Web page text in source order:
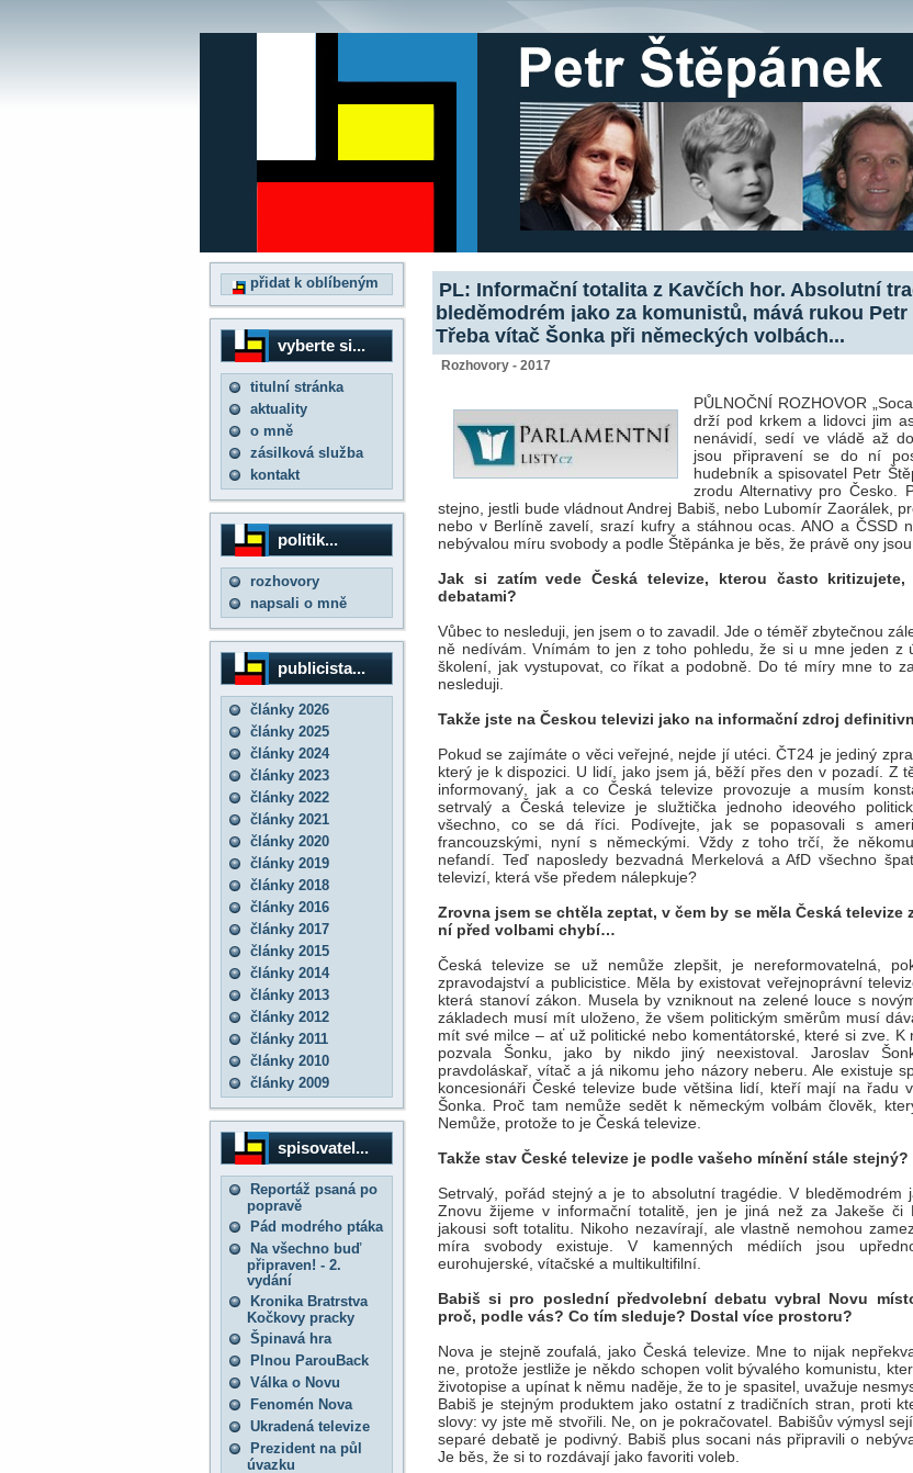
přidat k oblíbeným
vyberte si...
titulní stránka
aktuality
o mně
zásilková služba
kontakt
politik...
rozhovory
napsali o mně
publicista...
články 2026
články 2025
články 2024
články 2023
články 2022
články 2021
články 2020
články 2019
články 2018
články 2016
články 2017
články 2015
články 2014
články 2013
články 2012
články 2011
články 2010
články 2009
spisovatel...
Reportáž psaná po
popravě
Pád modrého ptáka
Na všechno buď
připraven! - 2.
vydání
Kronika Bratrstva
Kočkovy pracky
Špinavá hra
Plnou ParouBack
Válka o Novu
Fenomén Nova
Ukradená televize
Prezident na půl
úvazku
PL: Informační totalita z Kavčích hor. Absolutní
bleděmodrém jako za komunistů, mává rukou Petr
Třeba vítač Šonka při německých volbách...
Rozhovory - 2017
PŮLNOČNÍ ROZHOVOR
drží pod krkem a lidovci jim
nenávidí, sedí ve vládě až
jsou připravení se do ní
hudebník a spisovatel Petr
zrodu Alternativy pro Česko.
stejno, jestli bude vládnout Andrej Babiš, nebo Lubomír Zaorálek,
nebo v Berlíně zavelí, srazí kufry a stáhnou ocas. ANO a ČSSD
nebývalou míru svobody a podle Štěpánka je běs, že právě ony
Jak si zatím vede Česká televize, kterou často kritizujete,
debatami?
Vůbec to nesleduji, jen jsem o to zavadil. Jde o téměř zbytečnou
ně nedívám. Vnímám to jen z toho pohledu, že si u mne jeden z
školení, jak vystupovat, co říkat a podobně. Do té míry mne to
nesleduji.
Takže jste na Českou televizi jako na informační zdroj
Pokud se zajímáte o věci veřejné, nejde jí utéci. ČT24 je jediný
který je k dispozici. U lidí, jako jsem já, běží přes den v pozadí. Z
informovaný, jak a co Česká televize provozuje a musím
setrvalý a Česká televize je služtička jednoho ideového
všechno, co se dá říci. Podívejte, jak se popasovali s
francouzskými, nyní s německými. Vždy z toho trčí, že
nefandí. Teď naposledy bezvadná Merkelová a AfD všechno
televizí, která vše předem nálepkuje?
Zrovna jsem se chtěla zeptat, v čem by se měla Česká televize
ní před volbami chybí…
Česká televize se už nemůže zlepšit, je nereformovatelná,
zpravodajství a publicistice. Měla by existovat veřejnoprávní
která stanoví zákon. Musela by vzniknout na zelené louce s
základech musí mít uloženo, že všem politickým směrům musí
mít své milce – ať už politické nebo komentátorské, které si zve. K
pozvala Šonku, jako by nikdo jiný neexistoval. Jaroslav
pravdoláskař, vítač a já nikomu jeho názory neberu. Ale existuje
koncesionáři České televize bude většina lidí, kteří mají na řadu
Šonka. Proč tam nemůže sedět k německým volbám člověk,
Nemůže, protože to je Česká televize.
Takže stav České televize je podle vašeho mínění stále stejný?
Setrvalý, pořád stejný a je to absolutní tragédie. V bleděmodrém
Znovu žijeme v informační totalitě, jen je jiná než za Jakeše či
jakousi soft totalitu. Nikoho nezavírají, ale vlastně nemohou
míra svobody existuje. V kamenných médiích jsou
eurohujerské, vítačské a multikultifilní.
Babiš si pro poslední předvolební debatu vybral Novu
proč, podle vás? Co tím sleduje? Dostal více prostoru?
Nova je stejně zoufalá, jako Česká televize. Mne to nijak
ne, protože jestliže je někdo schopen volit bývalého komunistu,
životopise a upínat k němu naděje, že to je spasitel, uvažuje
Babiš je stejným produktem jako ostatní z tradičních stran, proti
slovy: vy jste mě stvořili. Ne, on je pokračovatel. Babišův výmysl
separé debatě je podivný. Babiš plus socani nás připravili o
Je běs, že si to rozdávají jako favoriti voleb.